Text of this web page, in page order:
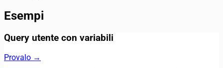
Esempi
Query utente con variabili
Provalo →